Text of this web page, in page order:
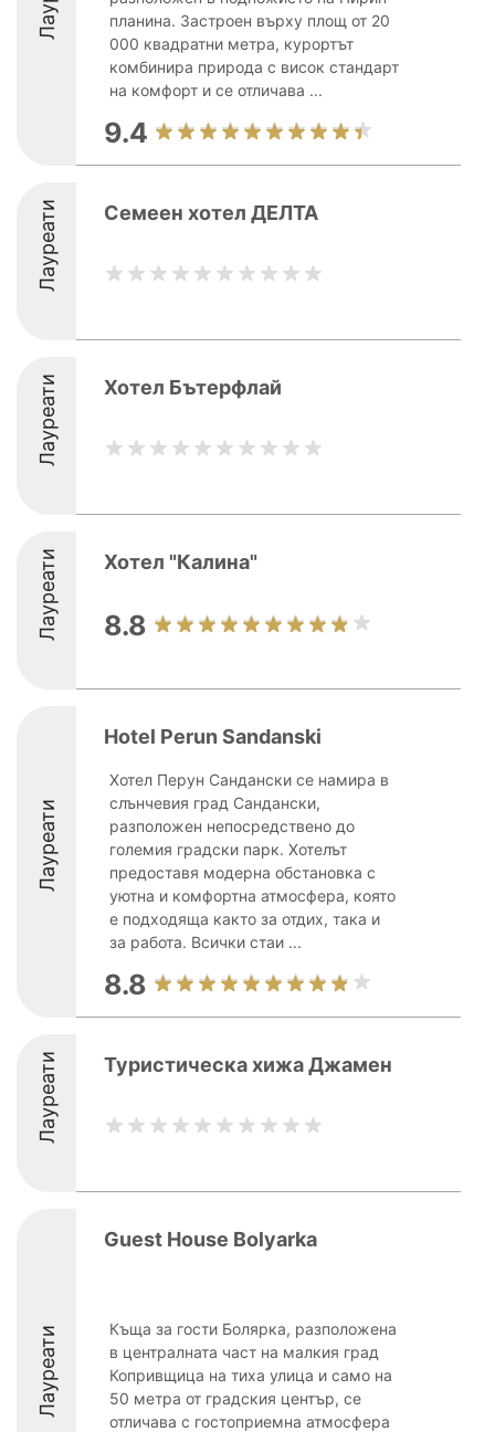
планина. Застроен върху площ от 20
000 квадратни метра, курортът
комбинира природа с висок стандарт
на комфорт и се отличава ...
9.4
Лауреати Семеен хотел ДЕЛТА
Лауреати Хотел Бътерфлай
Лауреати Хотел "Калина"
8.8
Лауреати
Hotel Perun Sandanski
Хотел Перун Сандански се намира в
слънчевия град Сандански,
разположен непосредствено до
големия градски парк. Хотелът
предоставя модерна обстановка с
уютна и комфортна атмосфера, която
е подходяща както за отдих, така и
за работа. Всички стаи ...
8.8
Лауреати Туристическа хижа Джамен
Лауреати
Guest House Bolyarka
Къща за гости Болярка, разположена
в централната част на малкия град
Копривщица на тиха улица и само на
50 метра от градския център, се
отличава с гостоприемна атмосфера